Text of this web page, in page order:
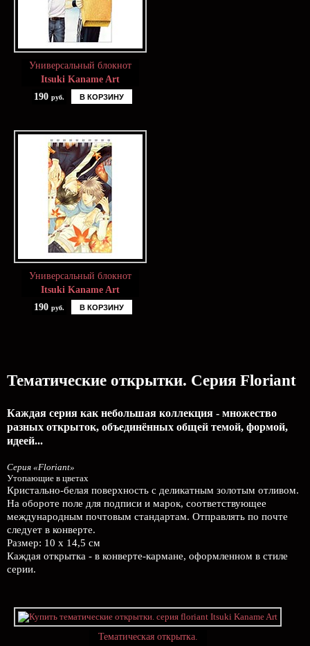
Универсальный блокнот
Itsuki Kaname Art
190 руб. В КОРЗИНУ
Универсальный блокнот
Itsuki Kaname Art
190 руб. В КОРЗИНУ
Тематические открытки. Серия Floriant
Каждая серия как небольшая коллекция - множество
разных открыток, объединённых общей темой, формой,
идеей...
Серия «Floriant»
Утопающие в цветах
Кристально-белая поверхность с деликатным золотым отливом.
На обороте поле для подписи и марок, соответствующее
международным почтовым стандартам. Отправлять по почте
следует в конверте.
Размер: 10 х 14,5 см
Каждая открытка - в конверте-кармане, оформленном в стиле
серии.
Тематическая открытка.